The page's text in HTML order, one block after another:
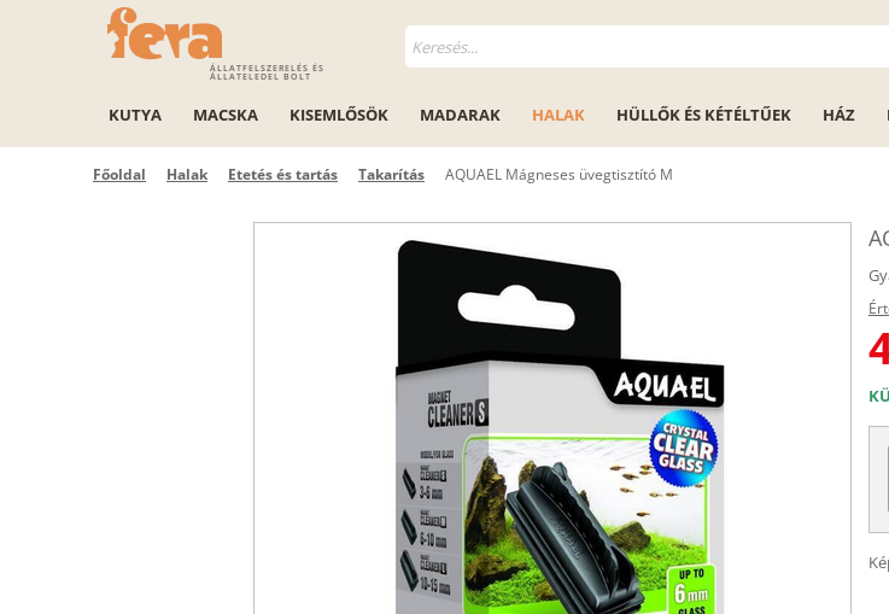
ÁLLATFELSZERELÉS ÉS
ÁLLATELEDEL BOLT
KUTYA MACSKA KISEMLŐSÖK MADARAK HALAK HÜLLŐK ÉS KÉTÉLTŰEK HÁZ
Főoldal Halak Etetés és tartás Takarítás AQUAEL Mágneses üvegtisztító M